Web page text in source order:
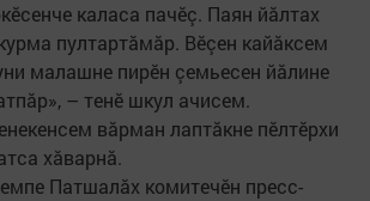
каласа пачӗç. Паян йăлтах
пултартăмăр. Вӗçен кайăксем
малашне пирӗн çемьесен йăлине
– тенӗ шкул ачисем.
вăрман лаптăкне пӗлтӗрхи
хăварнă.
Патшалăх комитечӗн пресс-